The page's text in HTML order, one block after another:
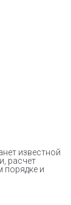
известной
расчет
порядке и